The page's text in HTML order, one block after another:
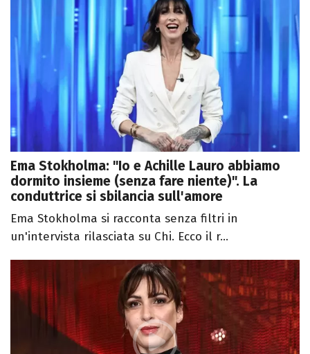
Ema Stokholma: "Io e Achille Lauro abbiamo
dormito insieme (senza fare niente)". La
conduttrice si sbilancia sull'amore
Ema Stokholma si racconta senza filtri in
un'intervista rilasciata su Chi. Ecco il r...